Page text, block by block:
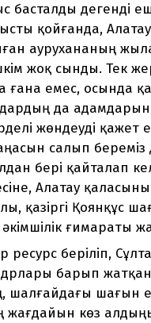
басталды дегенді
қойғанда,
аурухананың
жоқ сынды. Тек
ғана емес, осында
да адамдарын
жөндеуді қажет
салып береміз
бері қайталап
Алатау
қазіргі Қоянқұс
ғимараты
ресурс беріліп,
барып жатқан
шалғайдағы шағын
жағдайын көз